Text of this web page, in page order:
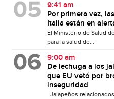
9:41 am
Por primera vez,
Italia están en
El Ministerio de Salud
para la salud de...
9:00 am
De lechuga a los
que EU vetó por
inseguridad
Jalapeños